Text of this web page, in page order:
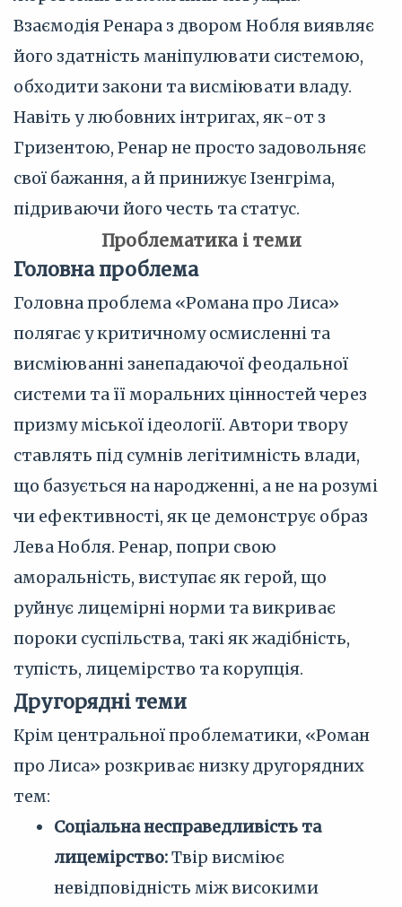
Взаємодія Ренара з двором Нобля виявляє
його здатність маніпулювати системою,
обходити закони та висміювати владу.
Навіть у любовних інтригах, як-от з
Гризентою, Ренар не просто задовольняє
свої бажання, а й принижує Ізенгріма,
підриваючи його честь та статус.
Проблематика і теми
Головна проблема
Головна проблема «Романа про Лиса»
полягає у критичному осмисленні та
висміюванні занепадаючої феодальної
системи та її моральних цінностей через
призму міської ідеології. Автори твору
ставлять під сумнів легітимність влади,
що базується на народженні, а не на розумі
чи ефективності, як це демонструє образ
Лева Нобля. Ренар, попри свою
аморальність, виступає як герой, що
руйнує лицемірні норми та викриває
пороки суспільства, такі як жадібність,
тупість, лицемірство та корупція.
Другорядні теми
Крім центральної проблематики, «Роман
про Лиса» розкриває низку другорядних
тем:
Соціальна несправедливість та
лицемірство:Твір висміює
невідповідність між високими